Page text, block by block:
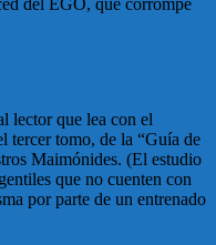
lector que lea con el
tercer tomo, de la “Guía de
Maimónides. (El estudio
que no cuenten con
por parte de un entrenado